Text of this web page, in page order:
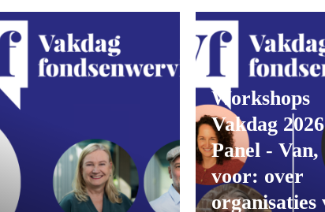
Workshops
Vakdag
Panel - Van,
voor: over
organisaties